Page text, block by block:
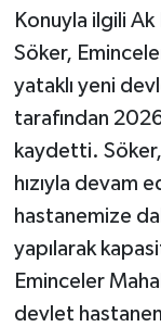
Konuyla ilgili
Söker,
yataklı yeni
tarafından 2026
kaydetti. Söker,
hızıyla devam
hastanemize
yapılarak
Eminceler
devlet